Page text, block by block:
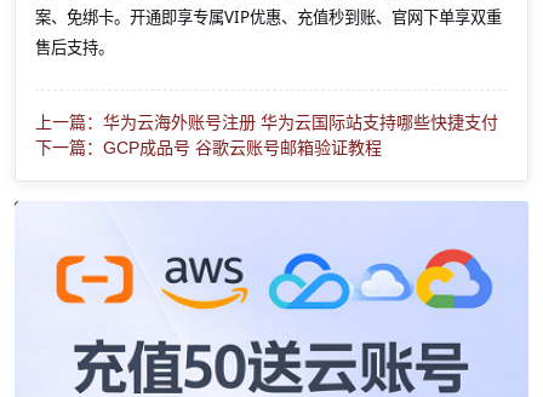
案、免绑卡。开通即享专属VIP优惠、充值秒到账、官网下单享双重
售后支持。
上一篇：华为云海外账号注册 华为云国际站支持哪些快捷支付
下一篇：GCP成品号 谷歌云账号邮箱验证教程